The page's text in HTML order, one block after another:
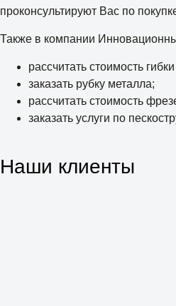
проконсультируют Вас по
Также в компании
рассчитать стоимость
заказать рубку металла;
рассчитать стоимость
заказать услуги по
Наши клиенты